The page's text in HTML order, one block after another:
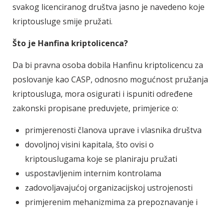
svakog licenciranog društva jasno je navedeno koje
kriptousluge smije pružati.
Što je Hanfina kriptolicenca?
Da bi pravna osoba dobila Hanfinu kriptolicencu za
poslovanje kao CASP, odnosno mogućnost pružanja
kriptousluga, mora osigurati i ispuniti određene
zakonski propisane preduvjete, primjerice o:
primjerenosti članova uprave i vlasnika društva
dovoljnoj visini kapitala, što ovisi o
kriptouslugama koje se planiraju pružati
uspostavljenim internim kontrolama
zadovoljavajućoj organizacijskoj ustrojenosti
primjerenim mehanizmima za prepoznavanje i